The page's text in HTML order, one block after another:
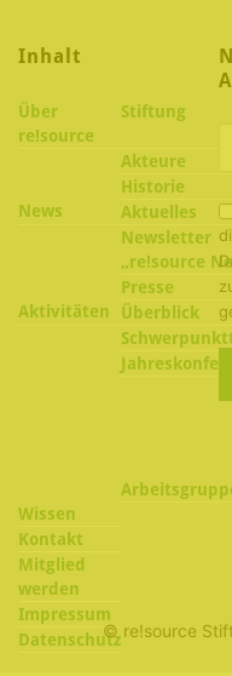
Inhalt
Über
re!source
Stiftung
Akteure
Historie
News
Aktuelles
Newsletter
„re!source
Presse
Aktivitäten
Überblick
Wissen
Kontakt
Mitglied
werden
Impressum
Datenschutz© re!source